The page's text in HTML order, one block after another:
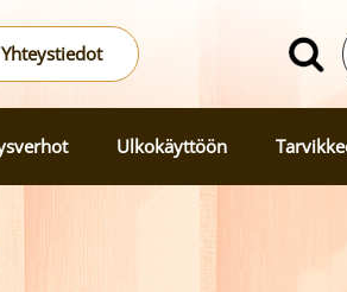
Yhteystiedot
Ulkokäyttöön